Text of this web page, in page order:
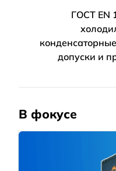
ГОСТ EN
допуски и
В фокусе